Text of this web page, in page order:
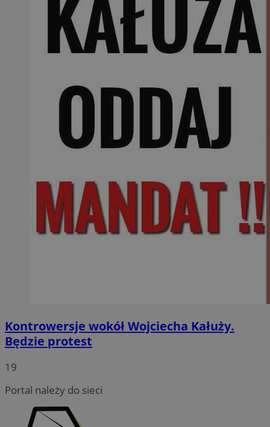
Kontrowersje wokół Wojciecha Kałuży.
Będzie protest
19
Portal należy do sieci